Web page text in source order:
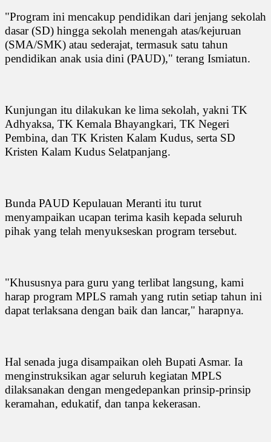
"Program ini mencakup pendidikan dari jenjang sekolah
dasar (SD) hingga sekolah menengah atas/kejuruan
(SMA/SMK) atau sederajat, termasuk satu tahun
pendidikan anak usia dini (PAUD)," terang Ismiatun.
Kunjungan itu dilakukan ke lima sekolah, yakni TK
Adhyaksa, TK Kemala Bhayangkari, TK Negeri
Pembina, dan TK Kristen Kalam Kudus, serta SD
Kristen Kalam Kudus Selatpanjang.
Bunda PAUD Kepulauan Meranti itu turut
menyampaikan ucapan terima kasih kepada seluruh
pihak yang telah menyukseskan program tersebut.
"Khususnya para guru yang terlibat langsung, kami
harap program MPLS ramah yang rutin setiap tahun ini
dapat terlaksana dengan baik dan lancar," harapnya.
Hal senada juga disampaikan oleh Bupati Asmar. Ia
menginstruksikan agar seluruh kegiatan MPLS
dilaksanakan dengan mengedepankan prinsip-prinsip
keramahan, edukatif, dan tanpa kekerasan.